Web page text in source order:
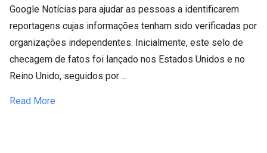
Google Notícias para ajudar as pessoas a identificarem
reportagens cujas informações tenham sido verificadas por
organizações independentes. Inicialmente, este selo de
checagem de fatos foi lançado nos Estados Unidos e no
Reino Unido, seguidos por ...
Read More